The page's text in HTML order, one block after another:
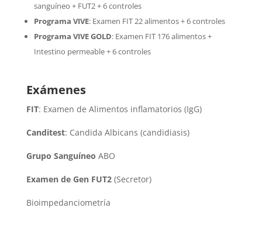
sanguíneo + FUT2 + 6 controles
Programa VIVE: Examen FIT 22 alimentos + 6 controles
Programa VIVE GOLD: Examen FIT 176 alimentos +
Intestino permeable + 6 controles
Exámenes
FIT: Examen de Alimentos inflamatorios (IgG)
Canditest: Candida Albicans (candidiasis)
Grupo Sanguíneo ABO
Examen de Gen FUT2(Secretor)
Bioimpedanciometría